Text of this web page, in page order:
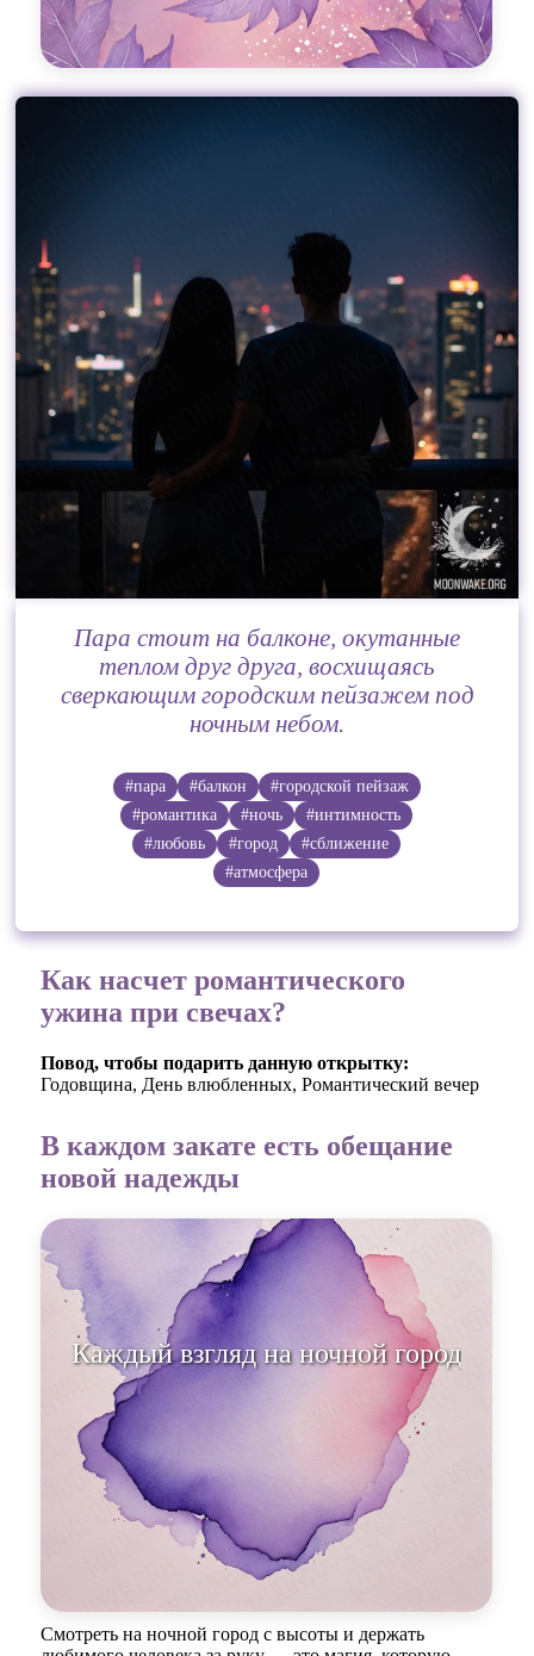
Пара стоит на балконе, окутанные
теплом друг друга, восхищаясь
сверкающим городским пейзажем под
ночным небом.
#пара #балкон
#городской пейзаж
#романтика
#ночь
#интимность
#любовь
#город
#сближение
#атмосфера
Как насчет романтического
ужина при свечах?
Повод, чтобы подарить данную открытку:
Годовщина, День влюбленных, Романтический вечер
В каждом закате есть обещание
новой надежды
Каждый взгляд на ночной город
с тобой —
Смотреть на ночной город с высоты и держать